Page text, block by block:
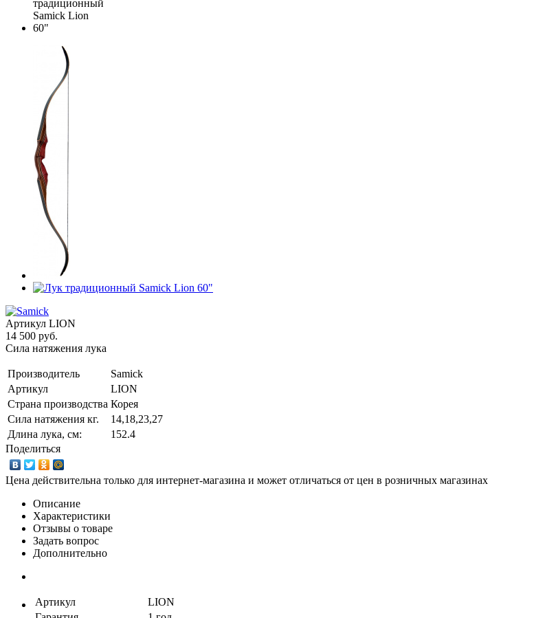
Артикул LION
14 500 руб.
Сила натяжения лука
Производитель
Samick
Артикул
LION
Страна производства Корея
Сила натяжения кг.
14,18,23,27
Длина лука, см:
152.4
Поделиться
Цена действительна только для интернет-магазина и может отличаться от цен в розничных магазинах
Описание
Характеристики
Отзывы о товаре
Задать вопрос
Дополнительно
Артикул
LION